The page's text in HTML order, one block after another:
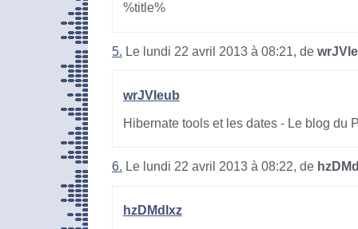
%title%
5. Le lundi 22 avril 2013 à 08:21, de
wrJVIeub
Hibernate tools et les dates - Le blog du
6. Le lundi 22 avril 2013 à 08:22, de
hzDMdlxz